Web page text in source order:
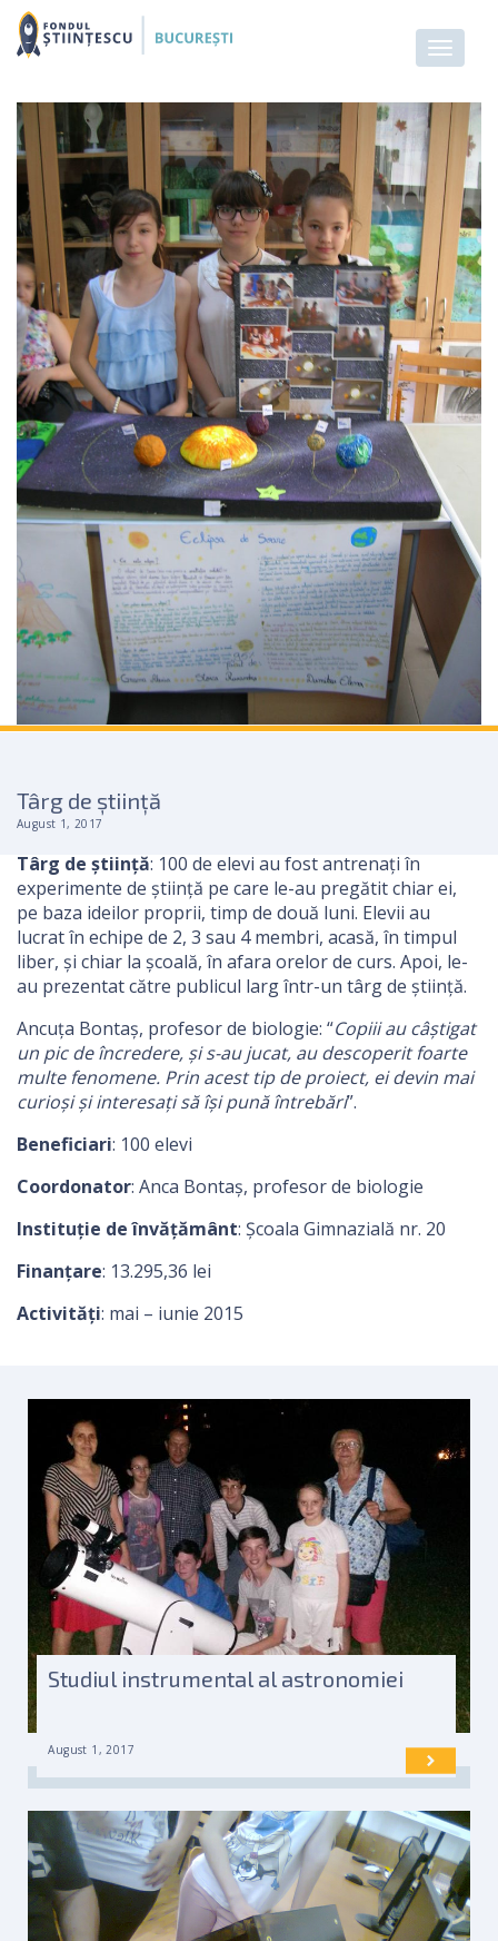
Târg de știință
August 1, 2017
Târg de știință: 100 de elevi au fost antrenați în
experimente de știință pe care le-au pregătit chiar ei,
pe baza ideilor proprii, timp de două luni. Elevii au
lucrat în echipe de 2, 3 sau 4 membri, acasă, în timpul
liber, și chiar la școală, în afara orelor de curs. Apoi, le-
au prezentat către publicul larg într-un târg de știință.
Ancuța Bontaș, profesor de biologie: “Copiii au câștigat
un pic de încredere, și s-au jucat, au descoperit foarte
multe fenomene. Prin acest tip de proiect, ei devin mai
curioși și interesați să își pună întrebări”.
Beneficiari: 100 elevi
Coordonator: Anca Bontaș, profesor de biologie
Instituție de învățământ: Școala Gimnazială nr. 20
Finanțare: 13.295,36 lei
Activități: mai – iunie 2015
Studiul instrumental al astronomiei
August 1, 2017